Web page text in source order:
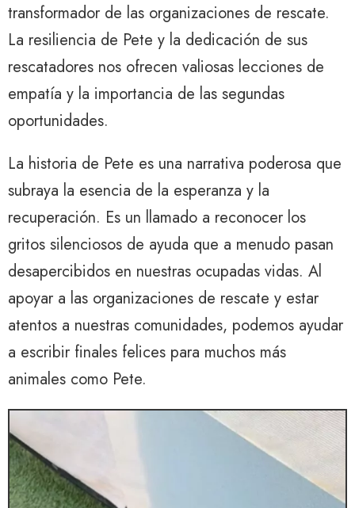
transformador de las organizaciones de rescate.
La resiliencia de Pete y la dedicación de sus
rescatadores nos ofrecen valiosas lecciones de
empatía y la importancia de las segundas
oportunidades.
La historia de Pete es una narrativa poderosa que
subraya la esencia de la esperanza y la
recuperación. Es un llamado a reconocer los
gritos silenciosos de ayuda que a menudo pasan
desapercibidos en nuestras ocupadas vidas. Al
apoyar a las organizaciones de rescate y estar
atentos a nuestras comunidades, podemos ayudar
a escribir finales felices para muchos más
animales como Pete.